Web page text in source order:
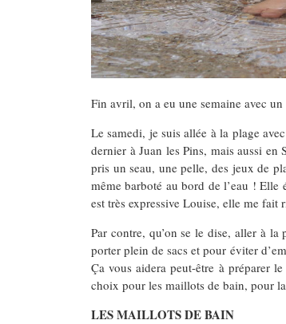
Fin avril, on a eu une semaine avec
Le samedi, je suis allée à la plage
dernier à Juan les Pins, mais aussi
pris un seau, une pelle, des jeux de
même barboté au bord de l’eau ! Elle
est très expressive Louise, elle me fait
Par contre, qu’on se le dise, aller à
porter plein de sacs et pour éviter
Ça vous aidera peut-être à préparer
choix pour les maillots de bain, pour
LES MAILLOTS DE BAIN